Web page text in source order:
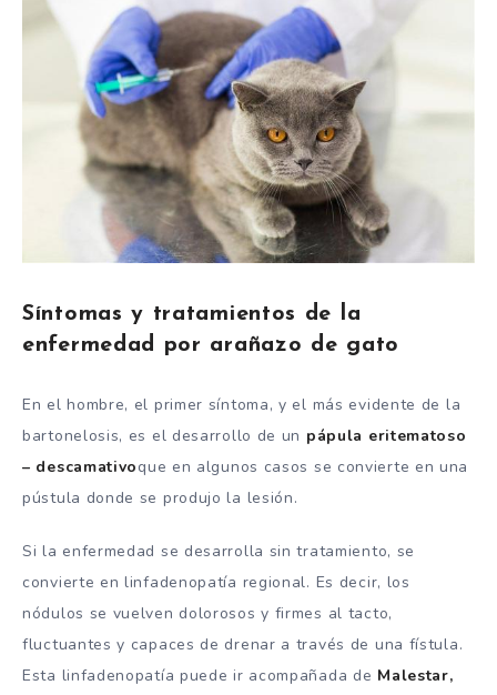
Síntomas y tratamientos de la
enfermedad por arañazo de gato
En el hombre, el primer síntoma, y el más evidente de la
bartonelosis, es el desarrollo de un pápula eritematoso
– descamativoque en algunos casos se convierte en una
pústula donde se produjo la lesión.
Si la enfermedad se desarrolla sin tratamiento, se
convierte en linfadenopatía regional. Es decir, los
nódulos se vuelven dolorosos y firmes al tacto,
fluctuantes y capaces de drenar a través de una fístula.
Esta linfadenopatía puede ir acompañada de Malestar,